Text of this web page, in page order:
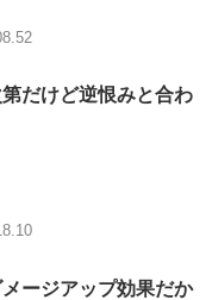
だけど逆恨みと合わ
ージアップ効果だか